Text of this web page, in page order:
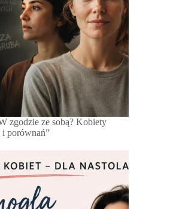
zgodzie ze sobą? Kobiety
i porównań”